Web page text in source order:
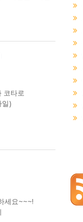
코타로
)
세요~~~!